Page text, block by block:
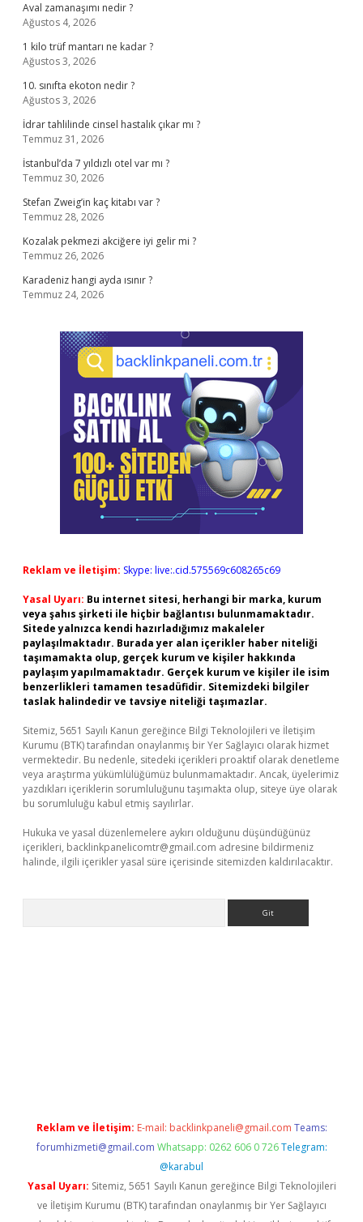
Aval zamanaşımı nedir ?
Ağustos 4, 2026
1 kilo trüf mantarı ne kadar ?
Ağustos 3, 2026
10. sınıfta ekoton nedir ?
Ağustos 3, 2026
İdrar tahlilinde cinsel hastalık çıkar mı ?
Temmuz 31, 2026
İstanbul’da 7 yıldızlı otel var mı ?
Temmuz 30, 2026
Stefan Zweig’in kaç kitabı var ?
Temmuz 28, 2026
Kozalak pekmezi akciğere iyi gelir mi ?
Temmuz 26, 2026
Karadeniz hangi ayda ısınır ?
Temmuz 24, 2026
Reklam ve İletişim: Skype: live:.cid.575569c608265c69
Yasal Uyarı: Bu internet sitesi, herhangi bir marka, kurum
veya şahıs şirketi ile hiçbir bağlantısı bulunmamaktadır.
Sitede yalnızca kendi hazırladığımız makaleler
paylaşılmaktadır. Burada yer alan içerikler haber niteliği
taşımamakta olup, gerçek kurum ve kişiler hakkında
paylaşım yapılmamaktadır. Gerçek kurum ve kişiler ile isim
benzerlikleri tamamen tesadüfidir. Sitemizdeki bilgiler
taslak halindedir ve tavsiye niteliği taşımazlar.
Sitemiz, 5651 Sayılı Kanun gereğince Bilgi Teknolojileri ve İletişim
Kurumu (BTK) tarafından onaylanmış bir Yer Sağlayıcı olarak hizmet
vermektedir. Bu nedenle, sitedeki içerikleri proaktif olarak denetleme
veya araştırma yükümlülüğümüz bulunmamaktadır. Ancak, üyelerimiz
yazdıkları içeriklerin sorumluluğunu taşımakta olup, siteye üye olarak
bu sorumluluğu kabul etmiş sayılırlar.
Hukuka ve yasal düzenlemelere aykırı olduğunu düşündüğünüz
içerikleri, backlinkpanelicomtr@gmail.com adresine bildirmeniz
halinde, ilgili içerikler yasal süre içerisinde sitemizden kaldırılacaktır.
Reklam ve İletişim: E-mail: backlinkpaneli@gmail.com Teams:
forumhizmeti@gmail.com Whatsapp: 0262 606 0 726 Telegram:
@karabul
Yasal Uyarı: Sitemiz, 5651 Sayılı Kanun gereğince Bilgi Teknolojileri
ve İletişim Kurumu (BTK) tarafından onaylanmış bir Yer Sağlayıcı